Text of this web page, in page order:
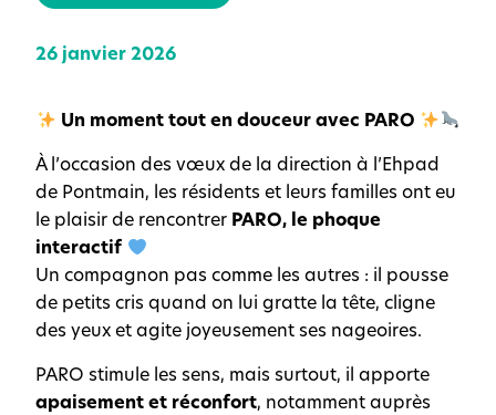
26 janvier 2026
Un moment tout en douceur avec PARO
À l’occasion des vœux de la direction à l’Ehpad
de Pontmain, les résidents et leurs familles ont eu
le plaisir de rencontrer PARO, le phoque
interactif
Un compagnon pas comme les autres : il pousse
de petits cris quand on lui gratte la tête, cligne
des yeux et agite joyeusement ses nageoires.
PARO stimule les sens, mais surtout, il apporte
apaisement et réconfort, notamment auprès